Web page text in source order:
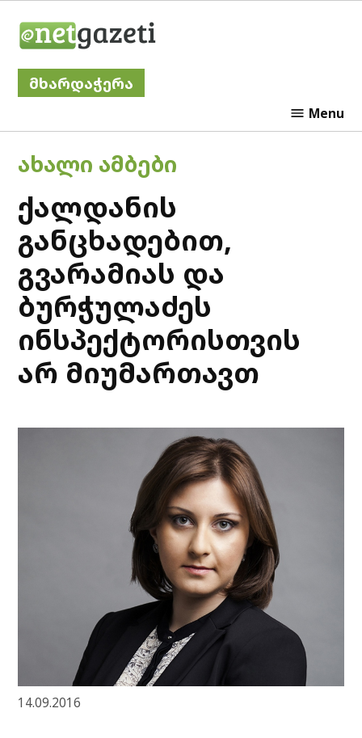
მხარდაჭერა
Menu
POSTED
IN
ᲐᲮᲐᲚᲘ ᲐᲛᲑᲔᲑᲘ
ქალდანის
განცხადებით,
გვარამიას და
ბურჭულაძეს
ინსპექტორისთვის
არ მიუმართავთ
14.09.2016